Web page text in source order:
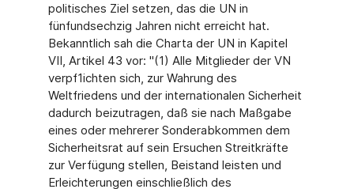
politisches Ziel setzen, das die UN in
fünfundsechzig Jahren nicht erreicht hat.
Bekanntlich sah die Charta der UN in Kapitel
VII, Artikel 43 vor: "(1) Alle Mitglieder der VN
verpf1ichten sich, zur Wahrung des
Weltfriedens und der internationalen Sicherheit
dadurch beizutragen, daß sie nach Maßgabe
eines oder mehrerer Sonderabkommen dem
Sicherheitsrat auf sein Ersuchen Streitkräfte
zur Verfügung stellen, Beistand leisten und
Erleichterungen einschließlich des